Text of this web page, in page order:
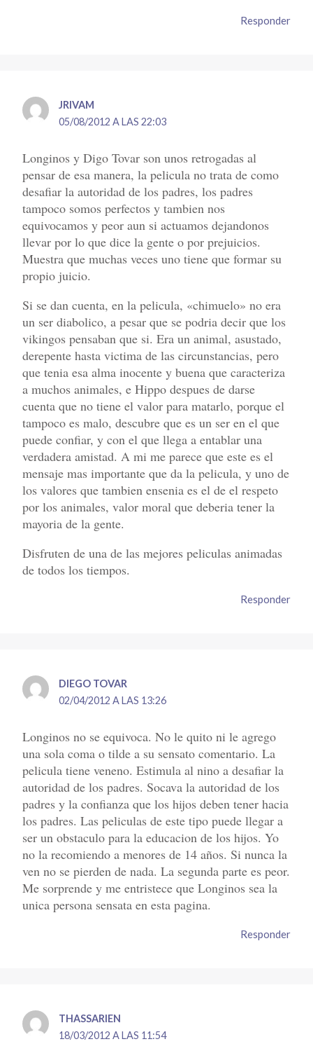
Responder
JRIVAM
05/08/2012 A LAS 22:03
Longinos y Digo Tovar son unos retrogadas al
pensar de esa manera, la pelicula no trata de como
desafiar la autoridad de los padres, los padres
tampoco somos perfectos y tambien nos
equivocamos y peor aun si actuamos dejandonos
llevar por lo que dice la gente o por prejuicios.
Muestra que muchas veces uno tiene que formar su
propio juicio.
Si se dan cuenta, en la pelicula, «chimuelo» no era
un ser diabolico, a pesar que se podria decir que los
vikingos pensaban que si. Era un animal, asustado,
derepente hasta victima de las circunstancias, pero
que tenia esa alma inocente y buena que caracteriza
a muchos animales, e Hippo despues de darse
cuenta que no tiene el valor para matarlo, porque el
tampoco es malo, descubre que es un ser en el que
puede confiar, y con el que llega a entablar una
verdadera amistad. A mi me parece que este es el
mensaje mas importante que da la pelicula, y uno de
los valores que tambien ensenia es el de el respeto
por los animales, valor moral que deberia tener la
mayoria de la gente.
Disfruten de una de las mejores peliculas animadas
de todos los tiempos.
Responder
DIEGO TOVAR
02/04/2012 A LAS 13:26
Longinos no se equivoca. No le quito ni le agrego
una sola coma o tilde a su sensato comentario. La
pelicula tiene veneno. Estimula al nino a desafiar la
autoridad de los padres. Socava la autoridad de los
padres y la confianza que los hijos deben tener hacia
los padres. Las peliculas de este tipo puede llegar a
ser un obstaculo para la educacion de los hijos. Yo
no la recomiendo a menores de 14 años. Si nunca la
ven no se pierden de nada. La segunda parte es peor.
Me sorprende y me entristece que Longinos sea la
unica persona sensata en esta pagina.
Responder
THASSARIEN
18/03/2012 A LAS 11:54